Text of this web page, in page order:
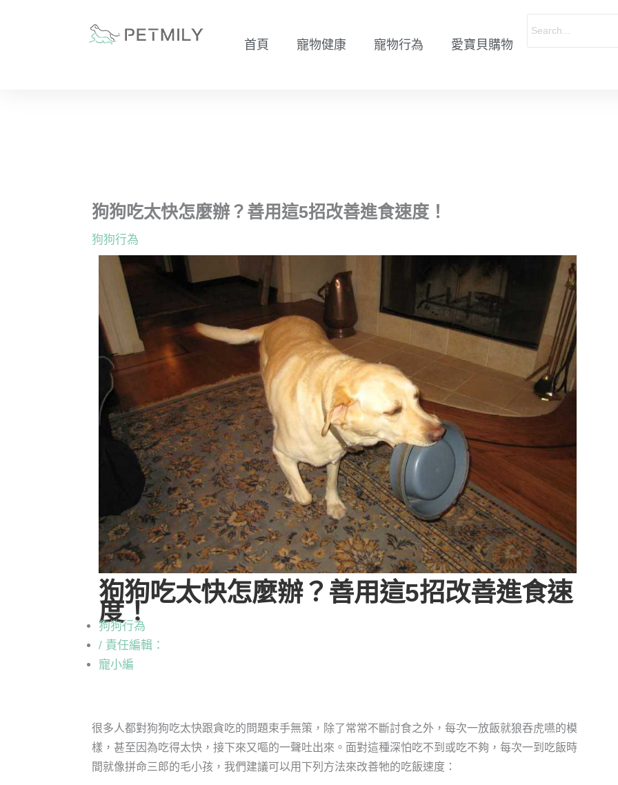
首頁 寵物健康 寵物行為 愛寶貝購物
狗狗吃太快怎麼辦？善用這5招改善進食速度！
狗狗行為
狗狗吃太快怎麼辦？善用這5招改善進食速
度！
狗狗行為
/ 責任編輯：
寵小編
很多人都對狗狗吃太快跟貪吃的問題束手無策，除了常常不斷討食之外，每次一放飯就狼吞虎嚥的模
樣，甚至因為吃得太快，接下來又嘔的一聲吐出來。面對這種深怕吃不到或吃不夠，每次一到吃飯時
間就像拼命三郎的毛小孩，我們建議可以用下列方法來改善牠的吃飯速度：